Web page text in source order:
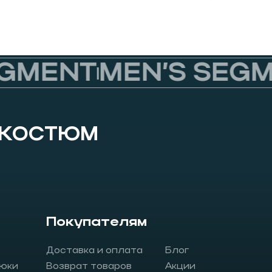
MEN’S
Покупателям
Доставка и оплата
Возврат товаров
Блог
Акции